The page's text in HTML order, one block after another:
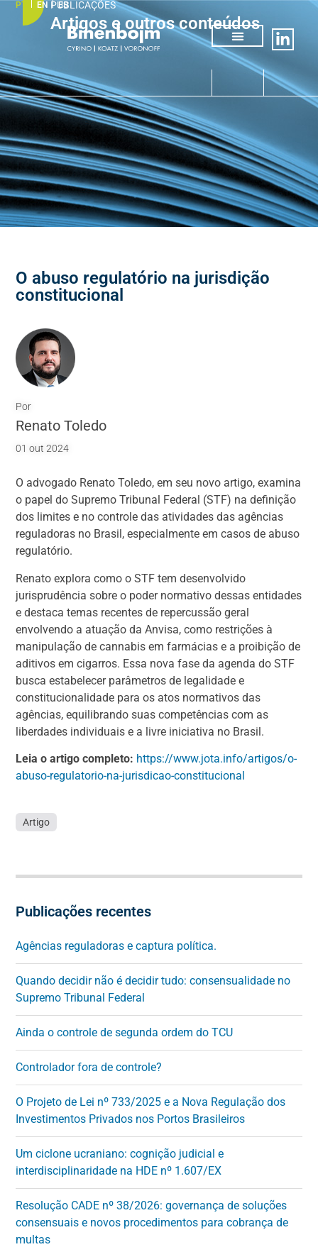
PT EN ES
PUBLICAÇÕES
Artigos e outros conteúdos
O abuso regulatório na jurisdição
constitucional
Por
Renato Toledo
01 out 2024
O advogado Renato Toledo, em seu novo artigo, examina
o papel do Supremo Tribunal Federal (STF) na definição
dos limites e no controle das atividades das agências
reguladoras no Brasil, especialmente em casos de abuso
regulatório.
Renato explora como o STF tem desenvolvido
jurisprudência sobre o poder normativo dessas entidades
e destaca temas recentes de repercussão geral
envolvendo a atuação da Anvisa, como restrições à
manipulação de cannabis em farmácias e a proibição de
aditivos em cigarros. Essa nova fase da agenda do STF
busca estabelecer parâmetros de legalidade e
constitucionalidade para os atos normativos das
agências, equilibrando suas competências com as
liberdades individuais e a livre iniciativa no Brasil.
Leia o artigo completo: https://www.jota.info/artigos/o-
abuso-regulatorio-na-jurisdicao-constitucional
Artigo
Publicações recentes
Agências reguladoras e captura política.
Quando decidir não é decidir tudo: consensualidade no
Supremo Tribunal Federal
Ainda o controle de segunda ordem do TCU
Controlador fora de controle?
O Projeto de Lei nº 733/2025 e a Nova Regulação dos
Investimentos Privados nos Portos Brasileiros
Um ciclone ucraniano: cognição judicial e
interdisciplinaridade na HDE nº 1.607/EX
Resolução CADE nº 38/2026: governança de soluções
consensuais e novos procedimentos para cobrança de
multas